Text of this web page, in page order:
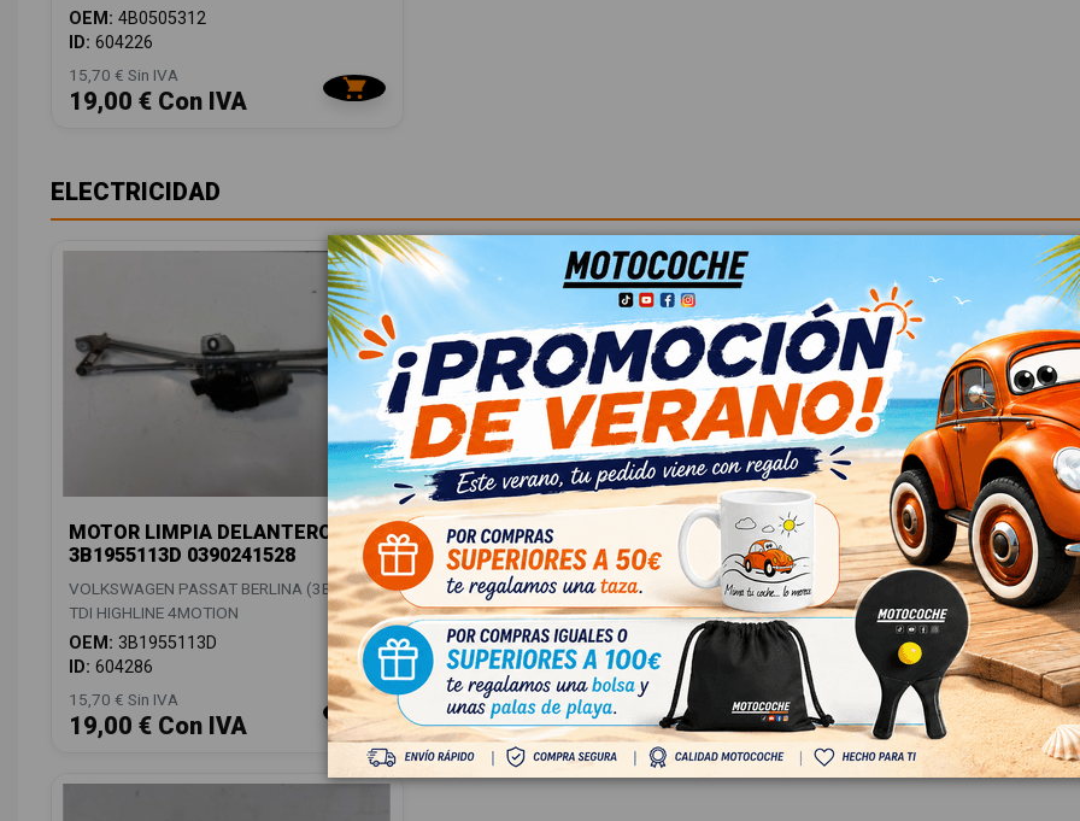
OEM: 4B0505312
ID: 604226
15,70 € Sin IVA
19,00 € Con IVA
ELECTRICIDAD
MOTOR LIMPIA DELANTERO
3B1955113D 0390241528
VOLKSWAGEN PASSAT BERLINA (3B3) V6
TDI HIGHLINE 4MOTION
OEM: 3B1955113D
ID: 604286
15,70 € Sin IVA
19,00 € Con IVA
INTERRUPTOR 3B0963563C
VOLKSWAGEN PASSAT BERLINA (3B3) V6
TDI HIGHLINE 4MOTION
OEM:3B0963563C
ID:673022
12,00 € Sin IVA
14,52 € Con IVA
INTERRUPTOR
VOLKSWAGEN PASSAT
TDI HIGHLINE 4MOTION
OEM:3B0927134A
ID:
673024
12,00 € Sin IVA
14,52 € Con IVA